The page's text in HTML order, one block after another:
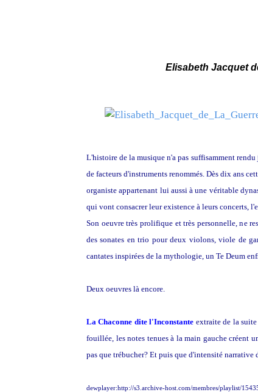
Elisabeth Jacquet de
L'histoire de la musique n'a pas suffisamment
de facteurs d'instruments renommés. Dès dix ans
organiste appartenant lui aussi à une véritable
qui vont consacrer leur existence à leurs concerts,
Son oeuvre très prolifique et très personnelle, ne
des sonates en trio pour deux violons, viole de
cantates inspirées de la mythologie, un Te Deum
Deux oeuvres là encore.
La Chaconne dite l'Inconstante extraite de la suite
fouillée, les notes tenues à la main gauche créent
pas que trébucher? Et puis que d'intensité narrative
dewplayer:http://s3.archive-host.com/membres/playlist/